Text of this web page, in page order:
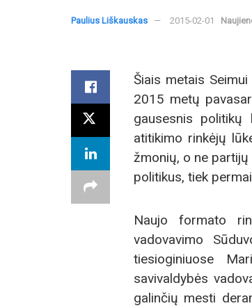
Paulius Liškauskas 2015-02-01
Šiais metais
2015 metų
gausesnis
atitikimo rinkėjų
žmonių, o ne
politikus, tiek
Naujo formato
vadovavimo
tiesioginiuose
savivaldybės
galinčių mesti